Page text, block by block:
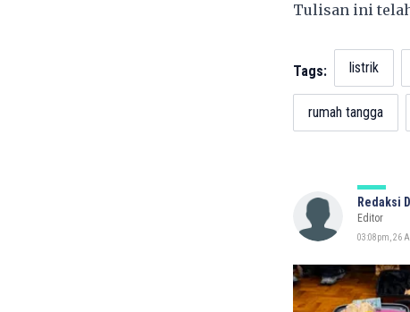
Tulisan ini
Tags: listrik
rumah tangga
Redaksi
Editor
03:08pm, 26